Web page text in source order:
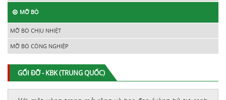
MỠ BÒ
MỠ BÒ CHỊU NHIỆT
MỠ BÒ CÔNG NGHIỆP
GỐI ĐỠ - KBK (TRUNG QUỐC)